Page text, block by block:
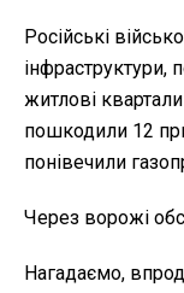
Російські
інфраструктури,
житлові
пошкодили 12
понівечили
Через ворожі
Нагадаємо,